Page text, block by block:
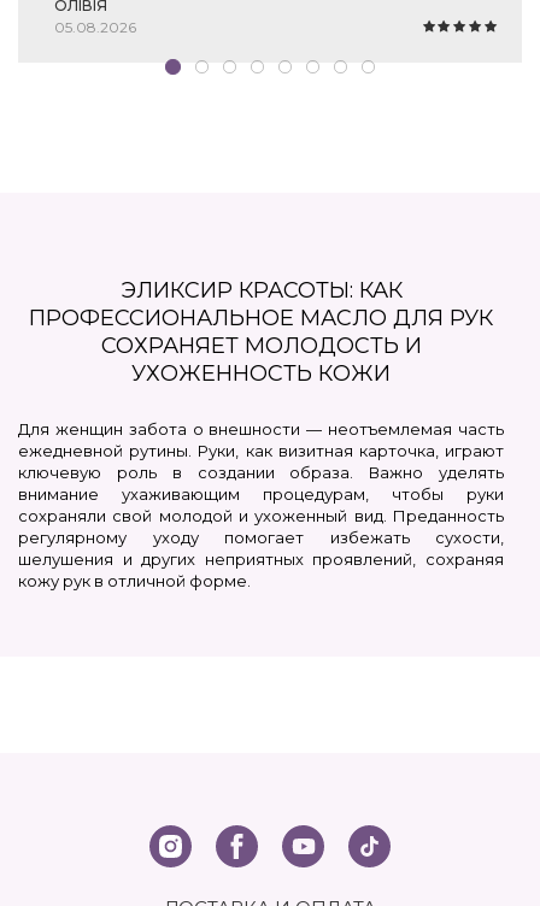
ОЛІВІЯ
05.08.2026
ЭЛИКСИР КРАСОТЫ: КАК
ПРОФЕССИОНАЛЬНОЕ МАСЛО ДЛЯ РУК
СОХРАНЯЕТ МОЛОДОСТЬ И
УХОЖЕННОСТЬ КОЖИ
Для женщин забота о внешности — неотъемлемая часть
ежедневной рутины. Руки, как визитная карточка, играют
ключевую роль в создании образа. Важно уделять
внимание ухаживающим процедурам, чтобы руки
сохраняли свой молодой и ухоженный вид. Преданность
регулярному уходу помогает избежать сухости,
шелушения и других неприятных проявлений, сохраняя
кожу рук в отличной форме.
ПРЕИМУЩЕСТВА ИСПОЛЬЗОВАНИЯ МАСЕЛ ДЛЯ
РУК: